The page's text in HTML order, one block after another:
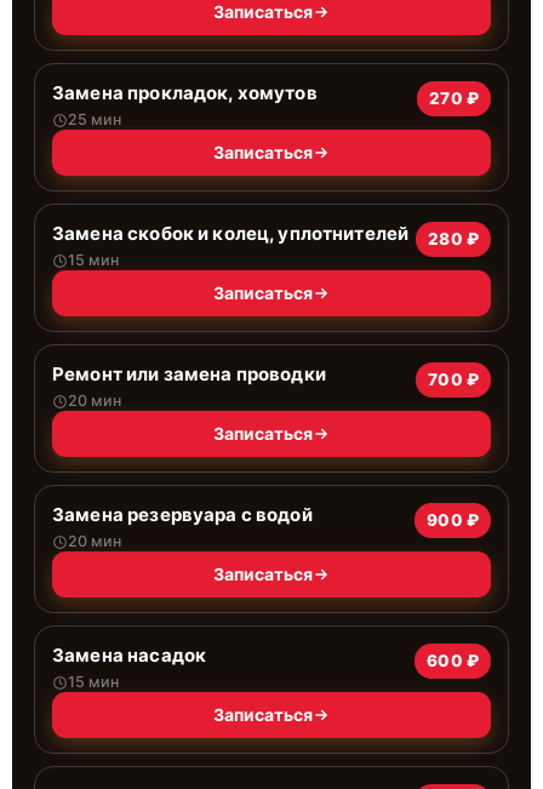
Записаться
Замена прокладок, хомутов
25 мин
270 ₽
Записаться
Замена скобок и колец, уплотнителей
15 мин
280 ₽
Записаться
Ремонт или замена проводки
20 мин
700 ₽
Записаться
Замена резервуара с водой
20 мин
900 ₽
Записаться
Замена насадок
15 мин
600 ₽
Записаться